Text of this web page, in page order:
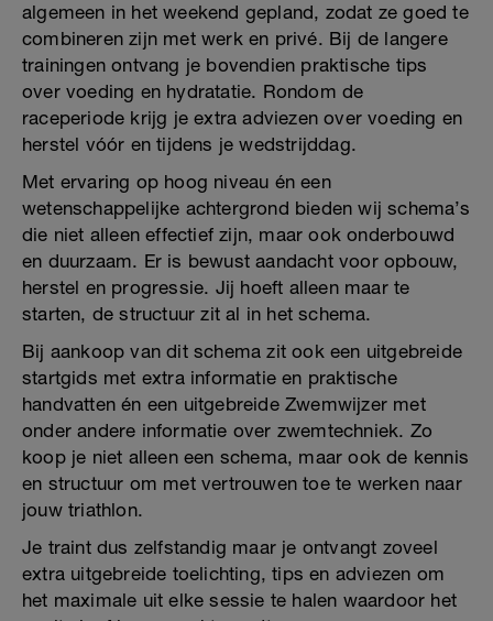
algemeen in het weekend gepland, zodat ze goed te
combineren zijn met werk en privé. Bij de langere
trainingen ontvang je bovendien praktische tips
over voeding en hydratatie. Rondom de
raceperiode krijg je extra adviezen over voeding en
herstel vóór en tijdens je wedstrijddag.
Met ervaring op hoog niveau én een
wetenschappelijke achtergrond bieden wij schema’s
die niet alleen effectief zijn, maar ook onderbouwd
en duurzaam. Er is bewust aandacht voor opbouw,
herstel en progressie. Jij hoeft alleen maar te
starten, de structuur zit al in het schema.
Bij aankoop van dit schema zit ook een uitgebreide
startgids met extra informatie en praktische
handvatten én een uitgebreide Zwemwijzer met
onder andere informatie over zwemtechniek. Zo
koop je niet alleen een schema, maar ook de kennis
en structuur om met vertrouwen toe te werken naar
jouw triathlon.
Je traint dus zelfstandig maar je ontvangt zoveel
extra uitgebreide toelichting, tips en adviezen om
het maximale uit elke sessie te halen waardoor het